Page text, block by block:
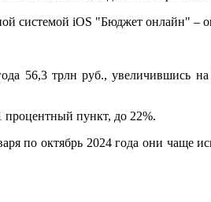
системой iOS "Бюджет онлайн" –
56,3 трлн руб., увеличившись
пункт, до 22%.
по октябрь 2024 года они чаще